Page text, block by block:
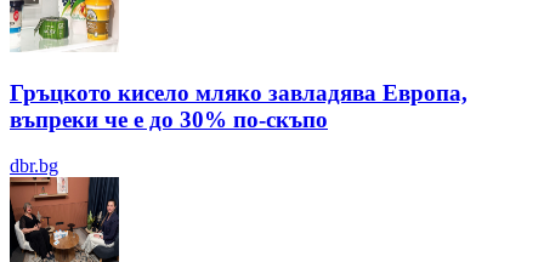
Гръцкото кисело мляко завладява Европа,
въпреки че е до 30% по-скъпо
dbr.bg